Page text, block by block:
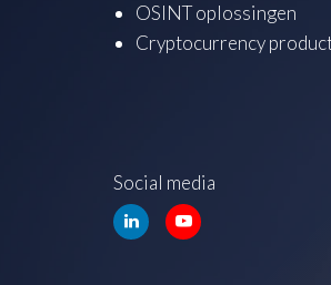
OSINT oplossingen
Cryptocurrency
Social media